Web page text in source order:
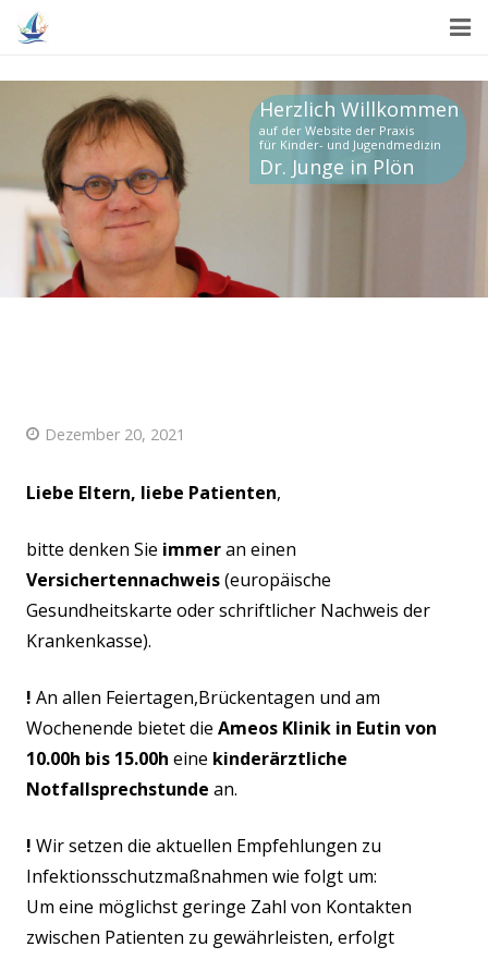
Home
Praxis
Leistungen
Praxisteam
Sprechzeiten
Herzlich Willkommen
auf der Website der Praxis
für Kinder- und Jugendmedizin
Dr. Junge in Plön
Dezember 20, 2021
Liebe Eltern, liebe Patienten,
bitte denken Sie immeran einen
Versichertennachweis(europäische
Gesundheitskarte oder schriftlicher Nachweis der
Krankenkasse).
! An allen Feiertagen,Brückentagen und am
Wochenende bietet die Ameos Klinik in Eutin von
10.00h bis 15.00h eine kinderärztliche
Notfallsprechstunde an.
! Wir setzen die aktuellen Empfehlungen zu
Infektionsschutzmaßnahmen wie folgt um:
Um eine möglichst geringe Zahl von Kontakten
zwischen Patienten zu gewährleisten, erfolgt